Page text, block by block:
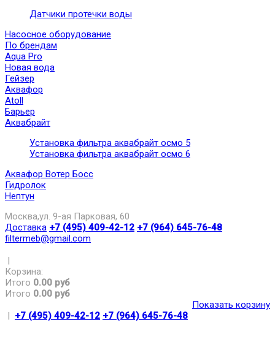
Датчики протечки воды
Насосное оборудование
По брендам
Aqua Pro
Новая вода
Гейзер
Аквафор
Atoll
Барьер
Аквабрайт
Установка фильтра аквабрайт осмо 5
Установка фильтра аквабрайт осмо 6
Аквафор Вотер Босс
Гидролок
Нептун
Москва,ул. 9-ая Парковая, 60
Доставка +7 (495) 409-42-12 +7 (964) 645-76-48
filtermeb@gmail.com
|
Корзина:
Итого 0.00 руб
Итого 0.00 руб
Показать корзину
| +7 (495) 409-42-12 +7 (964) 645-76-48